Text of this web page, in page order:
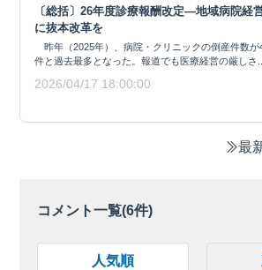
〔総括〕26年度診療報酬改定―地域病院経
に抜本改革を
昨年（2025年）、病院・クリニックの倒産件数が
件と過去最多となった。報道でも医療経営の厳しさ...
2026/04/17 18:00:00
最
コメント一覧(6件)
人気順